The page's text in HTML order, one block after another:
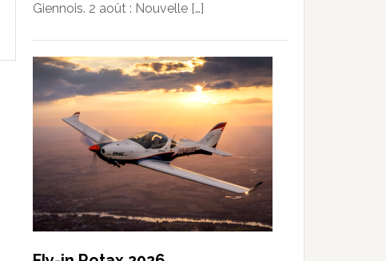
Giennois. 2 août : Nouvelle […]